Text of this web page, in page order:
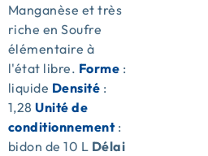
Manganèse et très
riche en Soufre
élémentaire à
l'état libre. Forme :
liquide Densité :
1,28Unité de
conditionnement:
bidon de 10 L Délai